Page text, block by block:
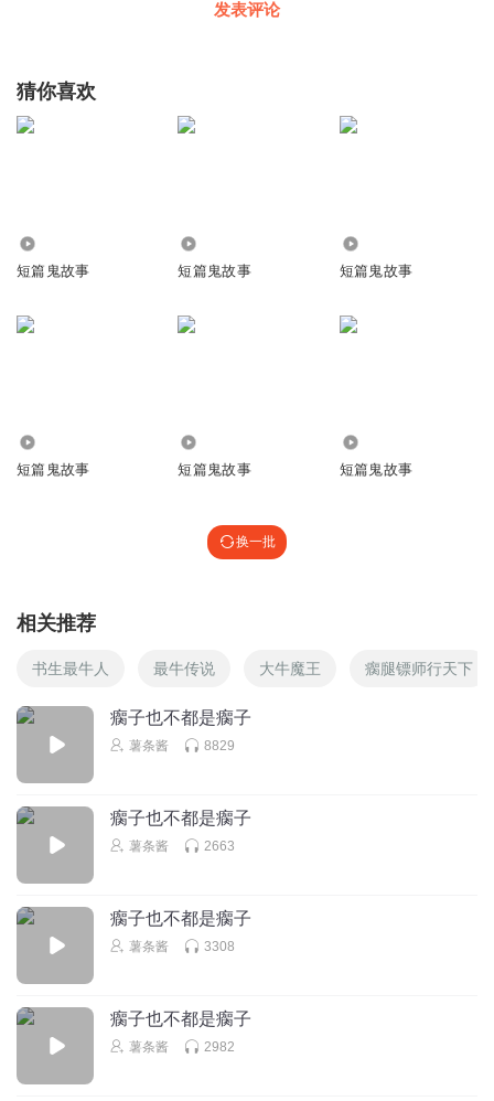
发表评论
猜你喜欢
短篇鬼故事 短篇鬼故事 短篇鬼故事
短篇鬼故事 短篇鬼故事 短篇鬼故事
换一批
相关推荐
书生最牛人 最牛传说 大牛魔王 瘸腿镖师行天下
瘸子也不都是瘸子
薯条酱 8829
瘸子也不都是瘸子
薯条酱 2663
瘸子也不都是瘸子
薯条酱 3308
瘸子也不都是瘸子
薯条酱 2982